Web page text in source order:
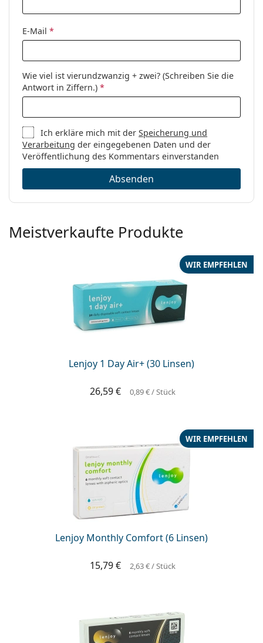
E-Mail *
Wie viel ist vierundzwanzig + zwei? (Schreiben Sie die
Antwort in Ziffern.) *
Ich erkläre mich mit derSpeicherung und
Verarbeitung der eingegebenen Daten und der
Veröffentlichung des Kommentars einverstanden
Absenden
Meistverkaufte Produkte
Lenjoy 1 Day Air+ (30 Linsen)
WIR EMPFEHLEN
26,59 € 0,89 €/ Stück
Lenjoy Monthly Comfort (6 Linsen)
WIR EMPFEHLEN
15,79 € 2,63 €/ Stück